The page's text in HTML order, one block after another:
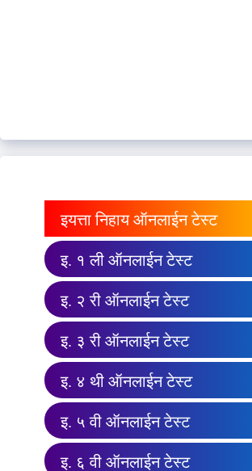
इयत्ता निहाय ऑनलाईन टेस्ट
इ. १ ली ऑनलाईन टेस्ट
इ. २ री ऑनलाईन टेस्ट
इ. ३ री ऑनलाईन टेस्ट
इ. ४ थी ऑनलाईन टेस्ट
इ. ५ वी ऑनलाईन टेस्ट
इ. ६ वी ऑनलाईन टेस्ट